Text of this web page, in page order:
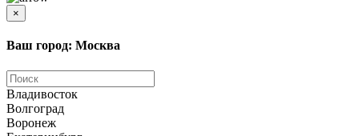
×
Ваш город: Москва
Владивосток
Волгоград
Воронеж